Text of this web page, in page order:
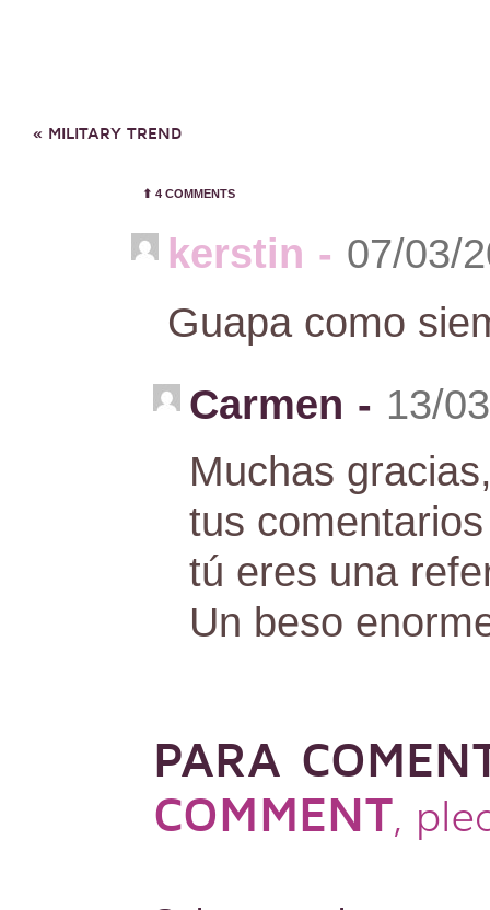
« MILITARY TREND
⬆︎ 4 COMMENTS
kerstin - 07/03/
Guapa como
Carmen - 13/
Muchas
tus
tú eres una
Un beso
PARA
COMMENT,